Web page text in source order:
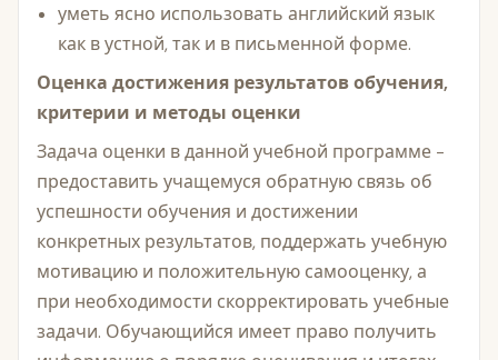
уметь ясно использовать английский язык
как в устной, так и в письменной форме.
Оценка достижения результатов обучения,
критерии и методы оценки
Задача оценки в данной учебной программе -
предоставить учащемуся обратную связь об
успешности обучения и достижении
конкретных результатов, поддержать учебную
мотивацию и положительную самооценку, а
при необходимости скорректировать учебные
задачи. Обучающийся имеет право получить